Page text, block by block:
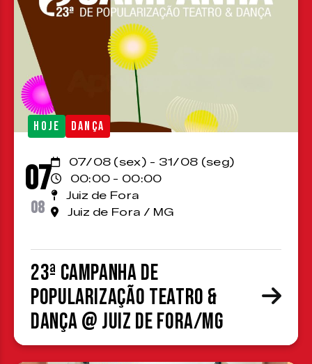
HOJE DANÇA
07
08
07/08 (sex) - 31/08 (seg)
00:00 - 00:00
Juiz de Fora
Juiz de Fora / MG
23ª Campanha de
Popularização Teatro &
Dança @ Juiz de Fora/MG